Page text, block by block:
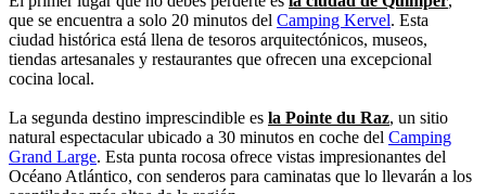
que se encuentra a solo 20 minutos del Camping Kervel. Esta
ciudad histórica está llena de tesoros arquitectónicos, museos,
tiendas artesanales y restaurantes que ofrecen una excepcional
cocina local.
La segunda destino imprescindible es la Pointe du Raz, un sitio
natural espectacular ubicado a 30 minutos en coche del Camping
Grand Large. Esta punta rocosa ofrece vistas impresionantes del
Océano Atlántico, con senderos para caminatas que lo llevarán a los